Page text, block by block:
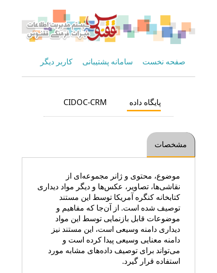
صفحه نخست سامانه پشتیبانی کاربر دیگر
پایگاه داده CIDOC-CRM
مشخصات
موضوع، محتوی و ژانر مجموعه‌ای از
نقاشی‌ها، تصاویر، عکس‌ها و دیگر مواد دیداری
کتابخانه کنگره آمریکا توسط این مستند
توصیف شده است. از آن‌جا که مفاهیم و
موضوعات قابل بازنمایی توسط این مواد
دیداری دامنه وسیعی است، این مستند نیز
دامنه معنایی وسیعی پیدا کرده است و
می‌تواند برای توصیف داده‌های مشابه مورد
استفاده قرار گیرد.